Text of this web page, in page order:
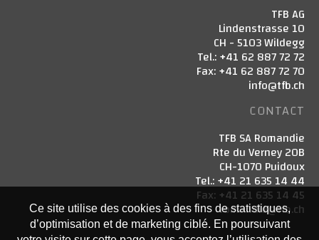
TFB AG
Lindenstrasse 10
CH - 5103 Wildegg
Tel.: +41 62 887 72 72
Fax: +41 62 887 72 70
info@tfb.ch
CONTACT
TFB SA Romandie
Rte du Verney 20B
CH-1070 Puidoux
Tel.: +41 21 635 14 44
Fax: +41 21 635 14 45
romandie@tfb.ch
Ce site utilise des cookies à des fins de statistiques,
d’optimisation et de marketing ciblé. En poursuivant